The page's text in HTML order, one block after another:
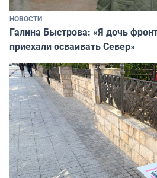
НОВОСТИ
Галина Быстрова: «Я дочь
приехали осваивать Север»